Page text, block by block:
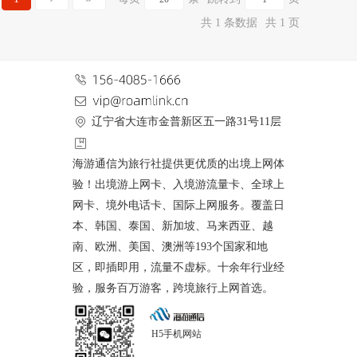
共 1 条数据
共 1 页
辽宁省大连市金普新区五一路31号11层
海游通信为旅行社提供更优质的出境上网体
验！出境游上网卡、入境游流量卡、全球上
网卡、境外电话卡、国际上网服务。覆盖日
本、韩国、泰国、新加坡、马来西亚、越
南、欧洲、美国、澳洲等193个国家和地
区，即插即用，流量不虚标。十余年行业经
验，服务百万游客，跨境旅行上网首选。
H5手机网站